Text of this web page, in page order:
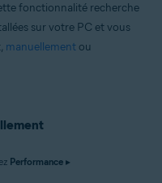
fonctionnalité recherche
sur votre PC et vous
manuellement ou
Performance ▸